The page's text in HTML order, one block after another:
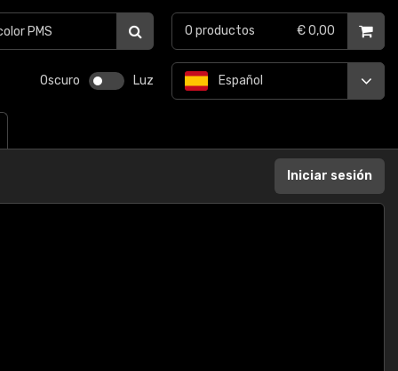
Oscuro Luz Español
0 productos € 0,00
Iniciar sesión